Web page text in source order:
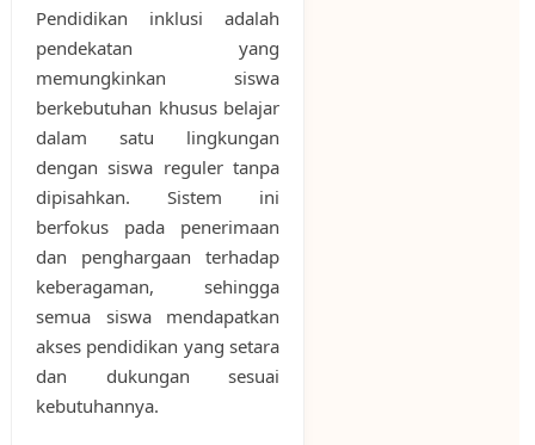
Pendidikan inklusi adalah
pendekatan yang
memungkinkan siswa
berkebutuhan khusus belajar
dalam satu lingkungan
dengan siswa reguler tanpa
dipisahkan. Sistem ini
berfokus pada penerimaan
dan penghargaan terhadap
keberagaman, sehingga
semua siswa mendapatkan
akses pendidikan yang setara
dan dukungan sesuai
kebutuhannya.